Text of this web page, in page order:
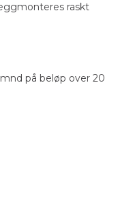
raskt
på beløp over 20